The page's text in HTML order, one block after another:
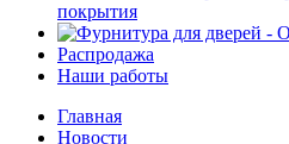
покрытия
Распродажа
Наши работы
Главная
Новости